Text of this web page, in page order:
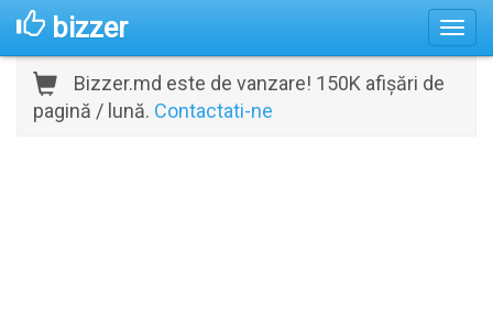
bizzer
Bizzer.md este de vanzare! 150K afișări de
pagină / lună. Contactati-ne